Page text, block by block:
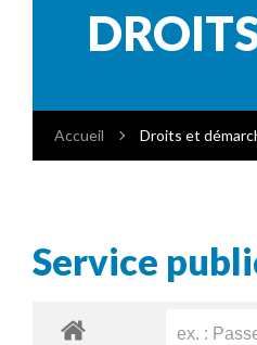
Accueil Droits et
Service